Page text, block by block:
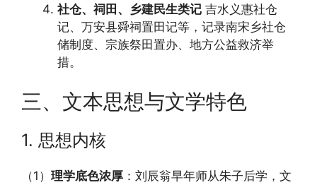
社仓、祠田、乡建民生类记 吉水义惠社仓
记、万安县舜祠置田记等，记录南宋乡社仓
储制度、宗族祭田置办、地方公益救济举
措。
三、文本思想与文学特色
1. 思想内核
（1） 理学底色浓厚 ：刘辰翁早年师从朱子后学，文